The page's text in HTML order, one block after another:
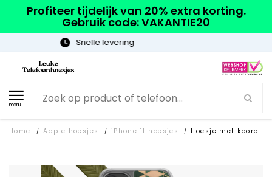
Profiteer tijdelijk van 20% extra korting.
Gebruik code: VAKANTIE20
Gratis verzending
menu
Home / Apple hoesjes / iPhone 11 hoesjes / Hoesje met koord